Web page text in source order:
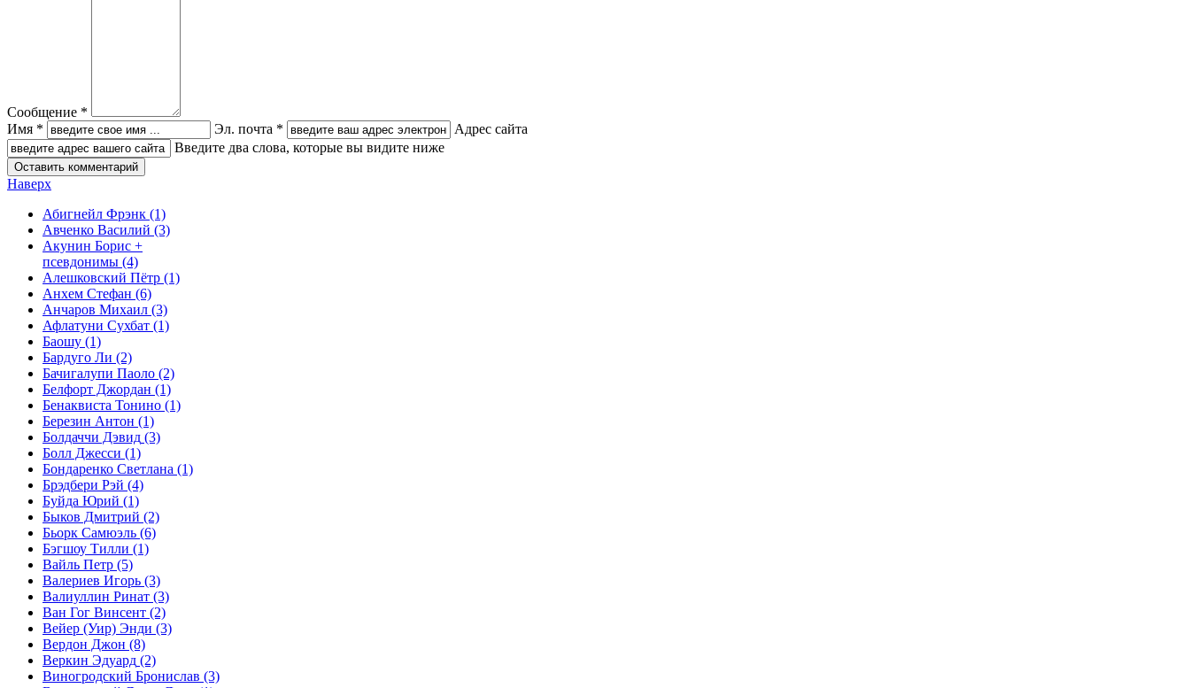
Сообщение *
Имя *
Эл. почта *
Адрес сайта
Введите два слова, которые вы видите ниже
Наверх
Абигнейл Фрэнк (1)
Авченко Василий (3)
Акунин Борис +
псевдонимы (4)
Алешковский Пётр (1)
Анхем Стефан (6)
Анчаров Михаил (3)
Афлатуни Сухбат (1)
Баошу (1)
Бардуго Ли (2)
Бачигалупи Паоло (2)
Белфорт Джордан (1)
Бенаквиста Тонино (1)
Березин Антон (1)
Болдаччи Дэвид (3)
Болл Джесси (1)
Бондаренко Светлана (1)
Брэдбери Рэй (4)
Буйда Юрий (1)
Быков Дмитрий (2)
Бьорк Самюэль (6)
Бэгшоу Тилли (1)
Вайль Петр (5)
Валериев Игорь (3)
Валиуллин Ринат (3)
Ван Гог Винсент (2)
Вейер (Уир) Энди (3)
Вердон Джон (8)
Веркин Эдуард (2)
Виногродский Бронислав (3)